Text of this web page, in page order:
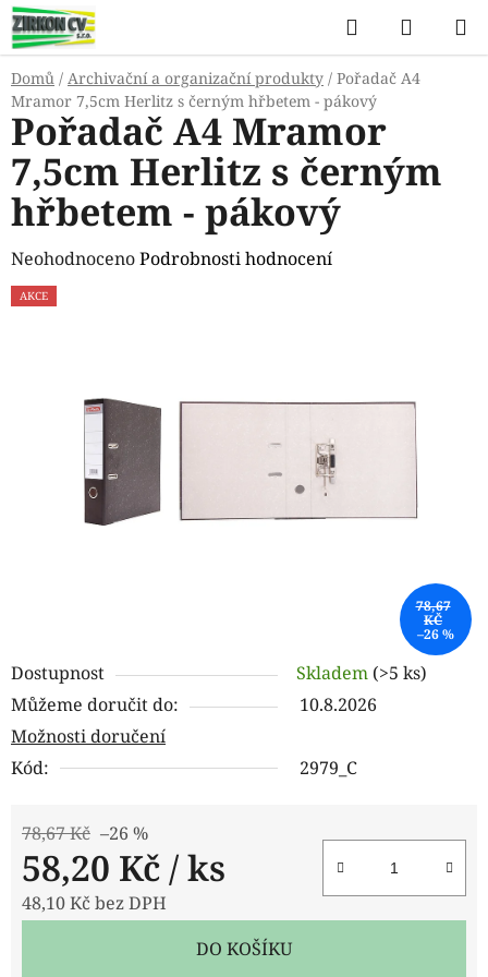
Přejít
na
obsah
Hledat
KOŠÍK
Domů / Archivační a organizační produkty / Pořadač A4
Mramor 7,5cm Herlitz s černým hřbetem - pákový
Dostupnost Skladem (>5 ks)
Můžeme doručit do:
10.8.2026
Možnosti doručení
Kód:
2979_C
78,67 Kč –26 %
58,20 Kč / ks
48,10 Kč bez DPH
DO KOŠÍKU
Pořadač A4 Mramor
7,5cm Herlitz s černým
hřbetem - pákový
Průměrné
hodnocení
hvězdiček.
NeohodnocenoPodrobnosti hodnocení
AKCE
78,67
KČ
–26 %